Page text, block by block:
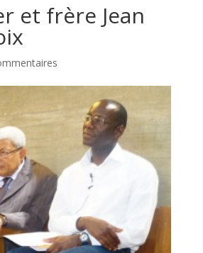
et frère Jean